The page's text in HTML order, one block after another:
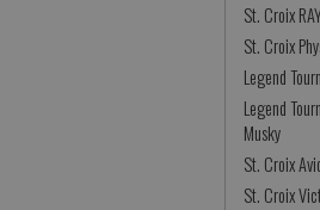
St. Croix
St. Croix
Legend
Legend
Musky
St. Croix
St. Croix